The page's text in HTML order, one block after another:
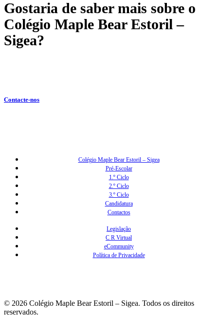
Gostaria de saber mais sobre o
Colégio Maple Bear Estoril –
Sigea?
Contacte-nos
Colégio Maple Bear Estoril – Sigea
Pré-Escolar
1.º Ciclo
2.º Ciclo
3.º Ciclo
Candidatura
Contactos
Legislação
C R Virtual
eCommunity
Política de Privacidade
© 2026 Colégio Maple Bear Estoril – Sigea. Todos os direitos
reservados.